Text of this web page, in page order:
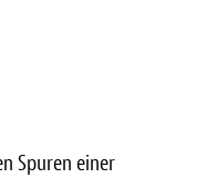
Spuren einer